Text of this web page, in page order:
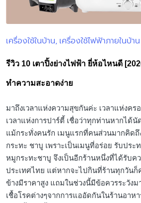
Posted
เครื่องใช้ในบ้าน เครื่องใช้ไฟฟ้าภายในบ้าน
รีวิว 10 เตาปิ้งย่างไฟฟ้า ยี่ห้อไหนดี
ทำความสะอาดง่าย
มาถึงเวลาแห่งความสุขกันค่ะ เวลาแห่งคร
เวลาแห่งการปาร์ตี้ เชื่อว่าทุกท่านหากได้นั
แม้กระทั่งคนรัก เมนูแรกที่คนส่วนมากคิด
กระทะ ชาบู เพราะเป็นเมนูที่อร่อย รับประ
หมูกระทะชาบู จึงเป็นอีกร้านหนึ่งที่ได้รับค
ประเทศไทย แต่หากจะไปกินที่ร้านทุกวันก็
ข้างมีราคาสูง แถมในช่วงนี้มีข้อควรระวัง
เชื้อโรคต่างๆจากการแออัดกันในร้านอาห